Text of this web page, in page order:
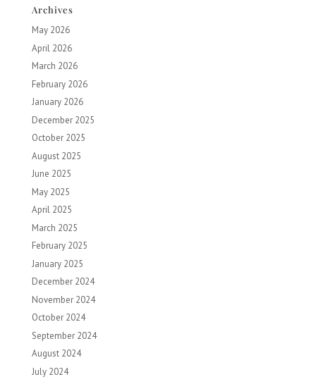
Archives
May 2026
April 2026
March 2026
February 2026
January 2026
December 2025
October 2025
August 2025
June 2025
May 2025
April 2025
March 2025
February 2025
January 2025
December 2024
November 2024
October 2024
September 2024
August 2024
July 2024